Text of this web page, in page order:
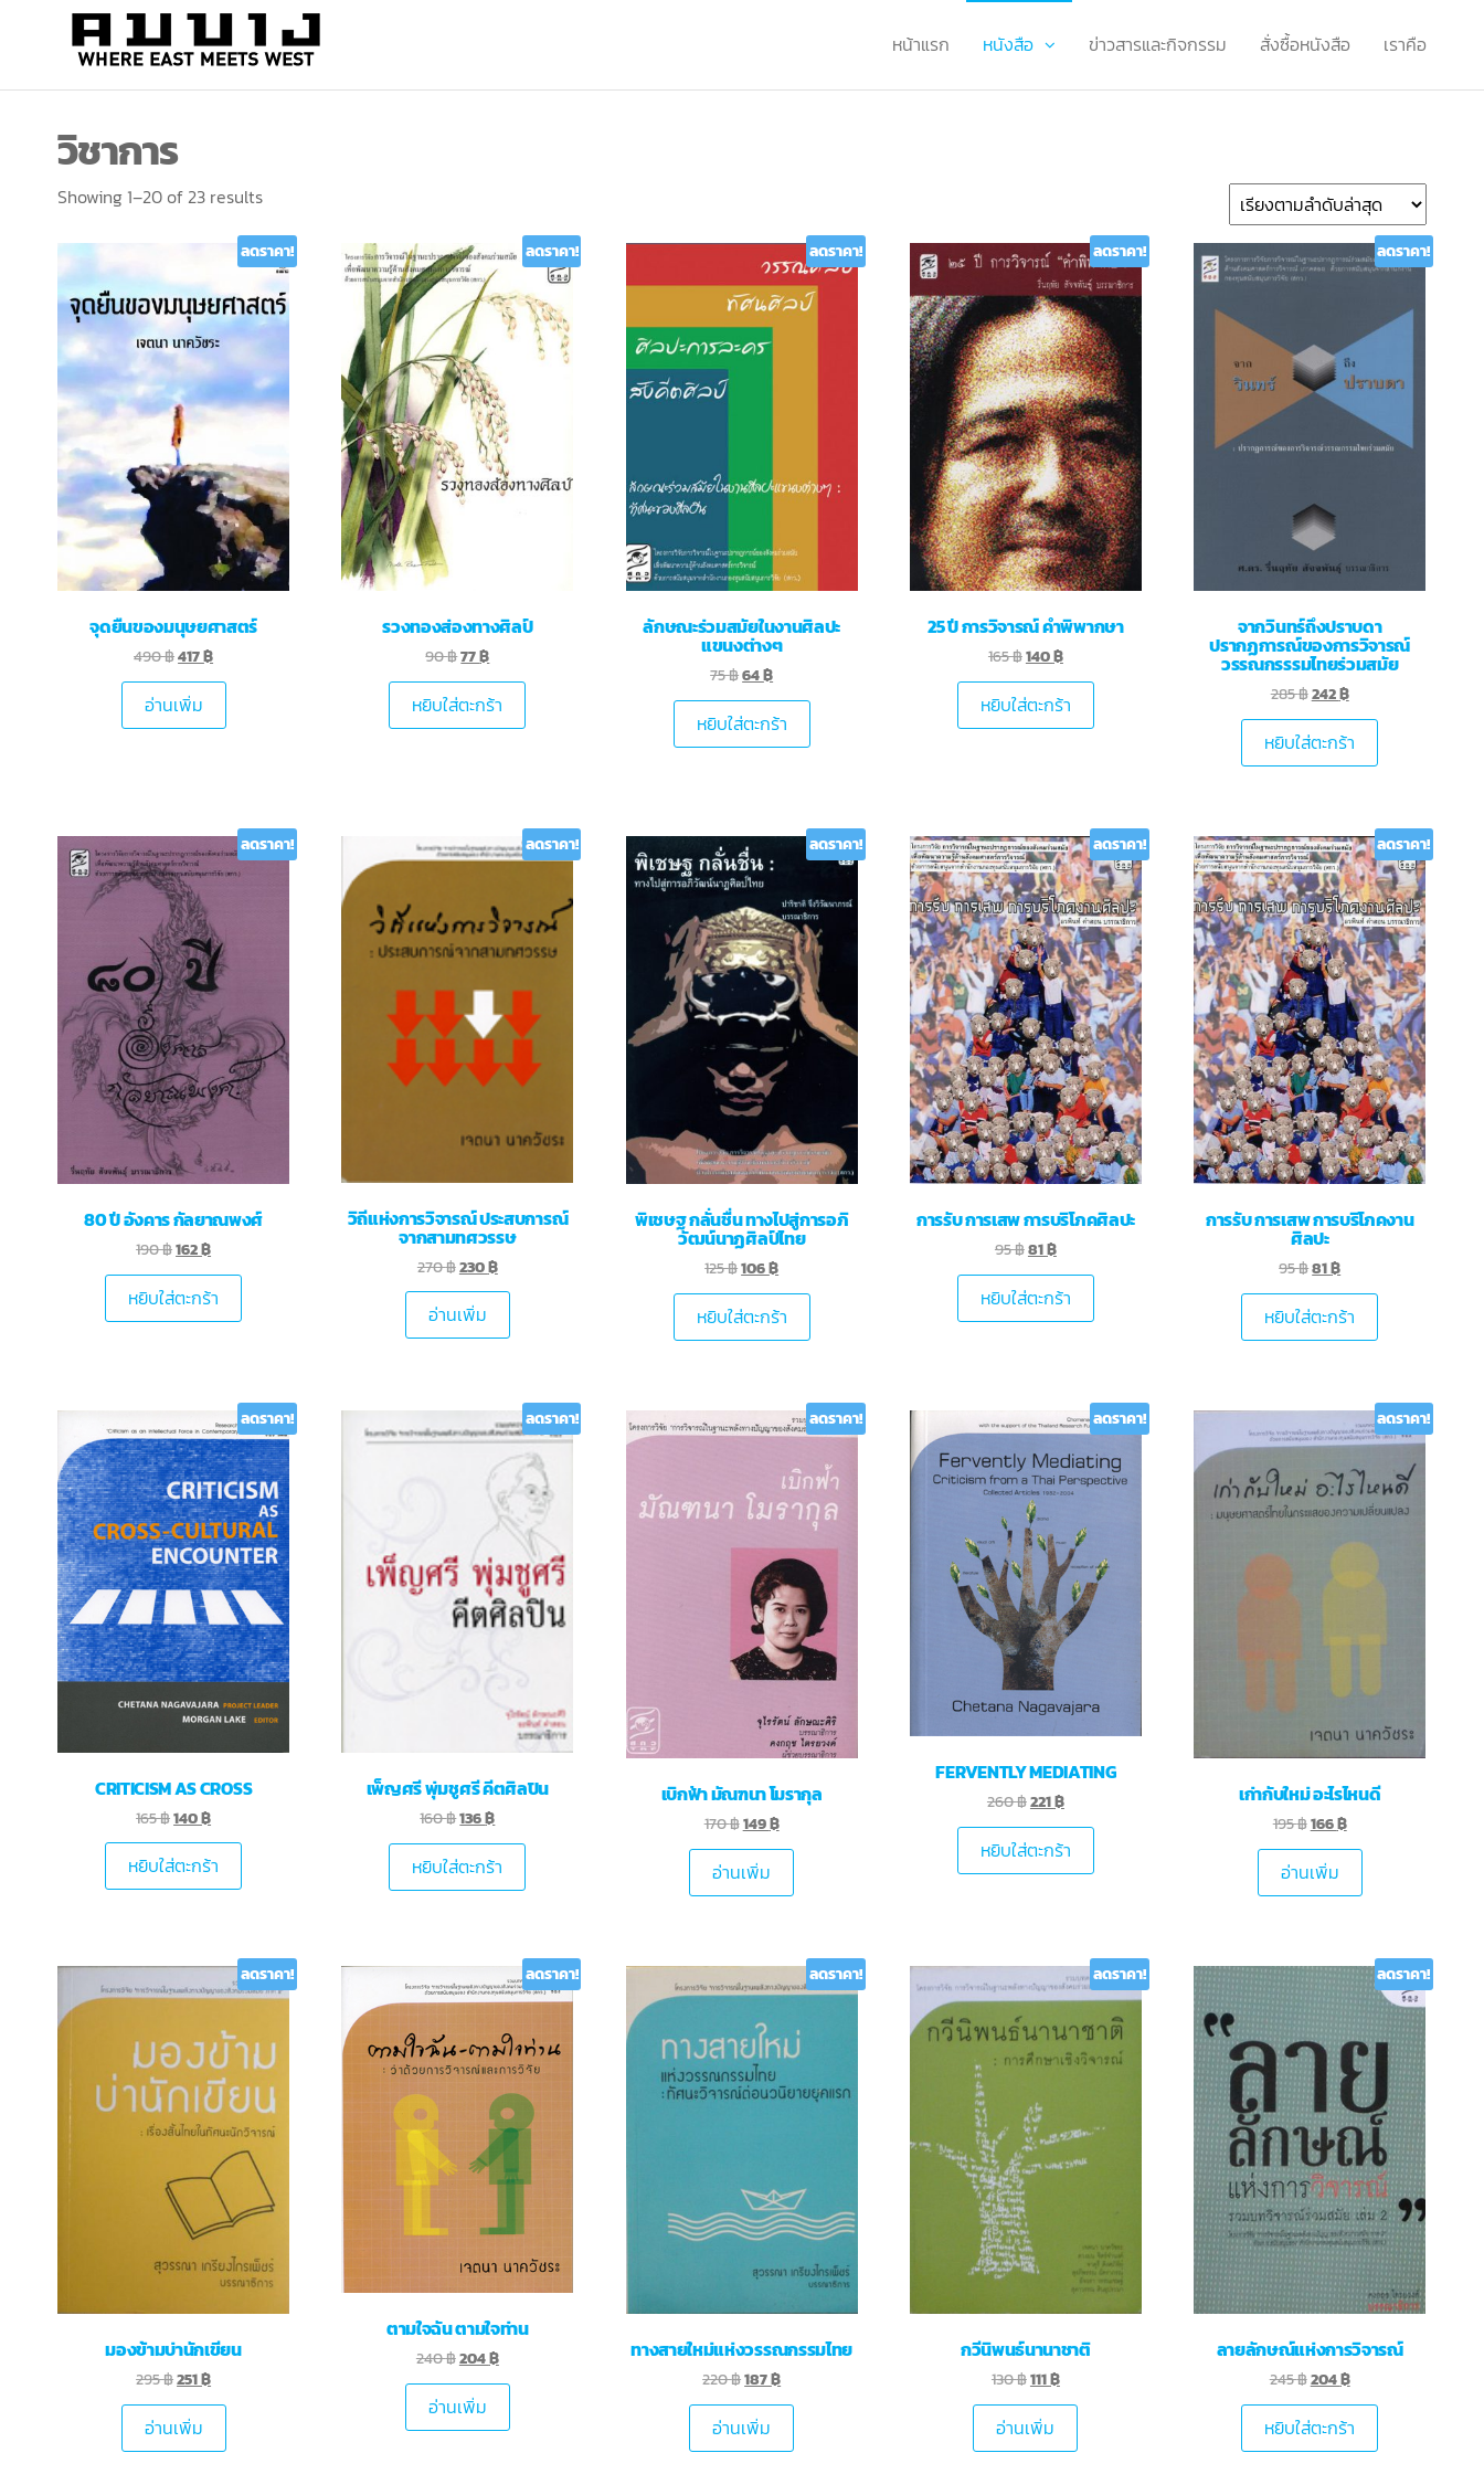
พิมพ์
หน้าแรก หนังสือ ข่าวสารและกิจกรรม สั่งซื้อหนังสือ เราคือ
วิชาการ
Showing 1–20 of 23 results
ลดราคา!
จุดยืนของมนุษยศาสตร์
490฿417฿
อ่านเพิ่ม
ลดราคา!
รวงทองส่องทางศิลป์
90฿77฿
หยิบใส่ตะกร้า
ลดราคา!
ลักษณะร่วมสมัยในงานศิลปะ
แขนงต่างๆ
75฿64฿
หยิบใส่ตะกร้า
ลดราคา!
25 ปี การวิจารณ์ คำพิพากษา
165฿140฿
หยิบใส่ตะกร้า
ลดราคา!
จากวินทร์ถึงปราบดา
ปรากฏการณ์ของการวิจารณ์
วรรณกรรรมไทยร่วมสมัย
285฿242฿
หยิบใส่ตะกร้า
ลดราคา!
80 ปี อังคาร กัลยาณพงศ์
190฿162฿
หยิบใส่ตะกร้า
ลดราคา!
วิถีแห่งการวิจารณ์ ประสบการณ์
จากสามทศวรรษ
270฿230฿
อ่านเพิ่ม
ลดราคา!
พิเชษฐ กลั่นชื่น ทางไปสู่การอภิ
วัฒน์นาฏศิลป์ไทย
125฿106฿
หยิบใส่ตะกร้า
ลดราคา!
การรับ การเสพ การบริโภคศิลปะ
95฿81฿
หยิบใส่ตะกร้า
ลดราคา!
การรับ การเสพ การบริโภคงาน
ศิลปะ
95฿81฿
หยิบใส่ตะกร้า
ลดราคา!
CRITICISM AS CROSS
165฿140฿
หยิบใส่ตะกร้า
ลดราคา!
เพ็ญศรี พุ่มชูศรี คีตศิลปิน
160฿136฿
หยิบใส่ตะกร้า
ลดราคา!
เบิกฟ้า มัณฑนา โมรากุล
170฿149฿
อ่านเพิ่ม
ลดราคา!
FERVENTLY MEDIATING
260฿221฿
หยิบใส่ตะกร้า
ลดราคา!
เก่ากับใหม่ อะไรไหนดี
195฿166฿
อ่านเพิ่ม
ลดราคา!
มองข้ามบ่านักเขียน
295฿251฿
อ่านเพิ่ม
ลดราคา!
ตามใจฉัน ตามใจท่าน
240฿204฿
อ่านเพิ่ม
ลดราคา!
ทางสายใหม่แห่งวรรณกรรมไทย
220฿187฿
อ่านเพิ่ม
ลดราคา!
กวีนิพนธ์นานาชาติ
130฿111฿
อ่านเพิ่ม
ลดราคา!
ลายลักษณ์แห่งการวิจารณ์
245฿204฿
หยิบใส่ตะกร้า